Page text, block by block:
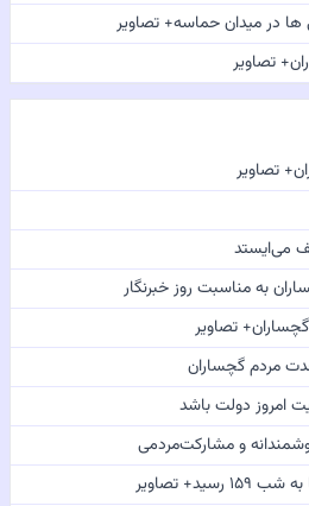
تصاویر
می‌ایستد
به مناسبت روز خبرنگار
امروز دولت باشد
و مشارکت‌مردمی
تصاویر